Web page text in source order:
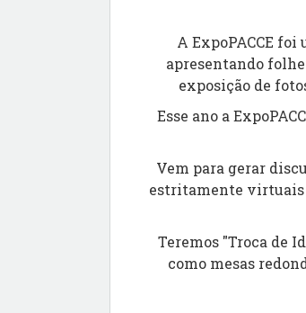
A ExpoPACCE
apresentando
exposição de
Esse ano a
Vem para gerar
estritamente virtuais
Teremos "Troca de
como mesas